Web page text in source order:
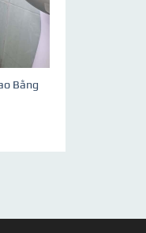
Bằng